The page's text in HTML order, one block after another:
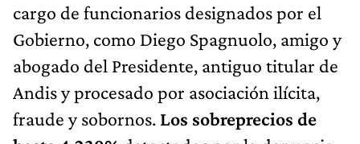
cargo de funcionarios designados por el
Gobierno, como Diego Spagnuolo, amigo y
abogado del Presidente, antiguo titular de
Andis y procesado por asociación ilícita,
fraude y sobornos. Los sobreprecios de